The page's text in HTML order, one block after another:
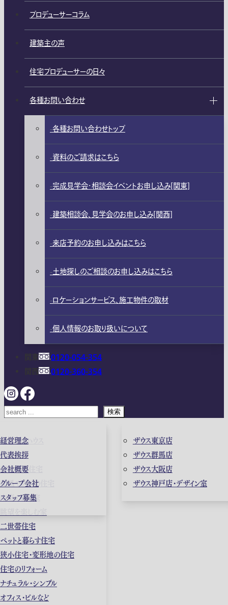
ガレージハウス
高級住宅
店舗併用住宅
和風モダンの住宅
中庭のある家
二世帯住宅
ペットと暮らす住宅
狭小住宅・変形地の住宅
住宅のリフォーム
ナチュラル・シンプル
オフィス・ビルなど
経営理念
代表挨拶
会社概要
グループ会社
スタッフ募集
ザウス東京店
ザウス群馬店
ザウス大阪店
ザウス神戸店・デザイン室
プロデューサーコラム
建築主の声
住宅プロデューサーの日々
各種お問い合わせ
各種お問い合わせトップ
資料のご請求はこちら
完成見学会・相談会イベントお申し込み[関東]
建築相談会、見学会のお申し込み[関西]
来店予約のお申し込みはこちら
土地探しのご相談のお申し込みはこちら
ロケーションサービス、施工物件の取材
個人情報のお取り扱いについて
0120-054-354
0120-360-354
検索